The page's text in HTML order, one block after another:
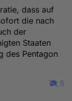
dass auf
die nach
der
Staaten
des Pentagon
5